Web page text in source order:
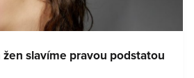
slavíme pravou podstatou